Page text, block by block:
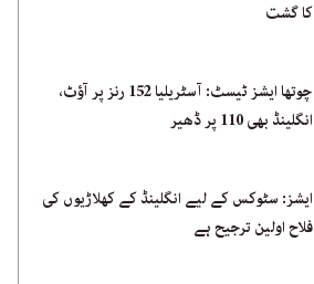
کا گشت
چوتھا ایشز ٹیسٹ: آسٹریلیا 152 رنز پر آؤٹ،
انگلینڈ بھی 110 پر ڈھیر
ایشز: سٹوکس کے لیے انگلینڈ کے کھلاڑیوں کی
فلاح اولین ترجیح ہے